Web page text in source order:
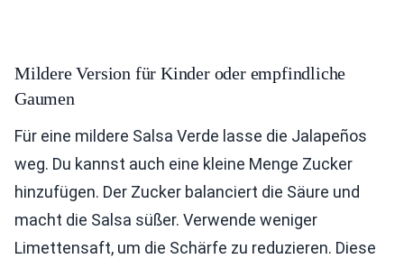
Mildere Version für Kinder oder empfindliche
Gaumen
Für eine mildere Salsa Verde lasse die Jalapeños
weg. Du kannst auch eine kleine Menge Zucker
hinzufügen. Der Zucker balanciert die Säure und
macht die Salsa süßer. Verwende weniger
Limettensaft, um die Schärfe zu reduzieren. Diese